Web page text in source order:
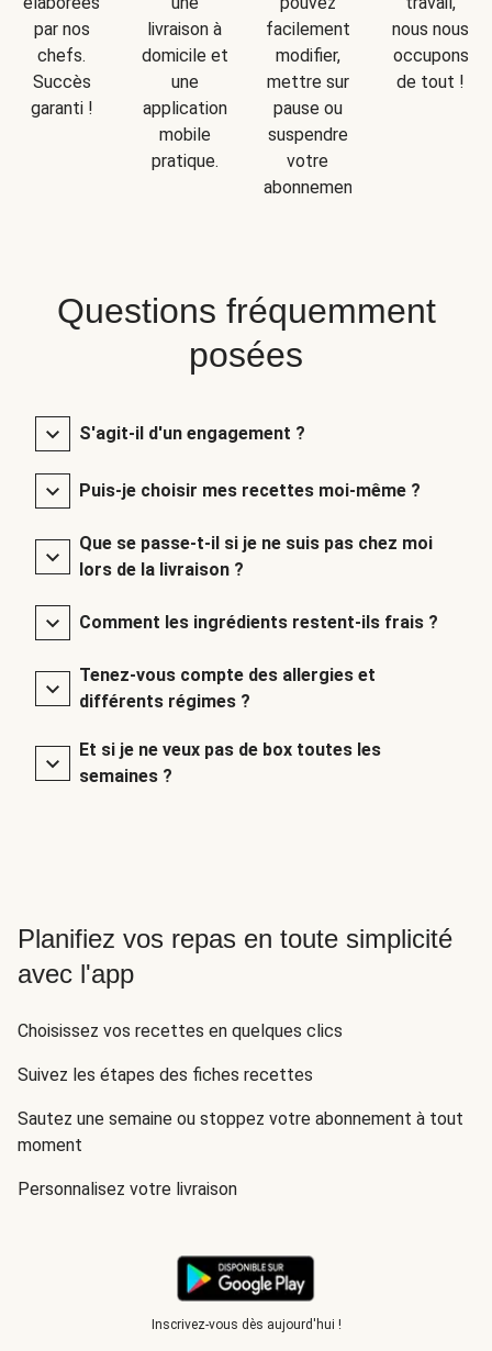
par nos
chefs.
Succès
garanti !
livraison à
domicile et
une
application
mobile
pratique.
facilement
modifier,
mettre sur
pause ou
suspendre
votre
abonnement.
nous nous
occupons
de tout !
Questions fréquemment
posées
S'agit-il d'un engagement ?
Puis-je choisir mes recettes moi-même ?
Que se passe-t-il si je ne suis pas chez moi
lors de la livraison ?
Comment les ingrédients restent-ils frais ?
Tenez-vous compte des allergies et
différents régimes ?
Et si je ne veux pas de box toutes les
semaines ?
Planifiez vos repas en toute simplicité
avec l'app
Choisissez vos recettes en quelques clics
Suivez les étapes des fiches recettes
Sautez une semaine ou stoppez votre abonnement à tout
moment
Personnalisez votre livraison
Inscrivez-vous dès aujourd'hui !